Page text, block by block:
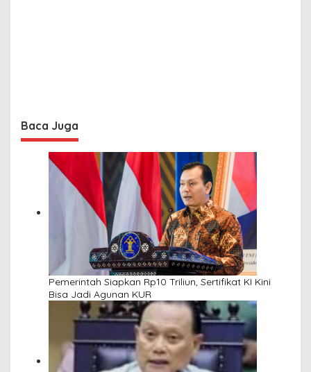
Baca Juga
Pemerintah Siapkan Rp10 Triliun, Sertifikat KI Kini
Bisa Jadi Agunan KUR